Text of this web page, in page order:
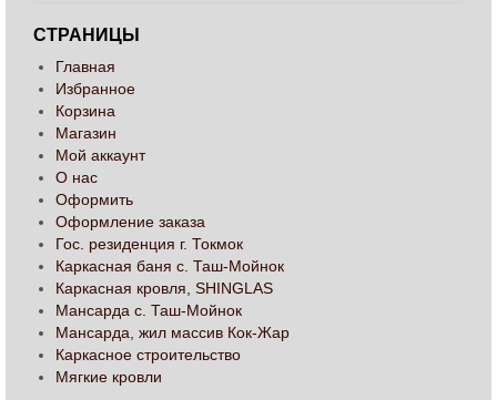
СТРАНИЦЫ
Главная
Избранное
Корзина
Магазин
Мой аккаунт
О нас
Оформить
Оформление заказа
Гос. резиденция г. Токмок
Каркасная баня с. Таш-Мойнок
Каркасная кровля, SHINGLAS
Мансарда с. Таш-Мойнок
Мансарда, жил массив Кок-Жар
Каркасное строительство
Мягкие кровли